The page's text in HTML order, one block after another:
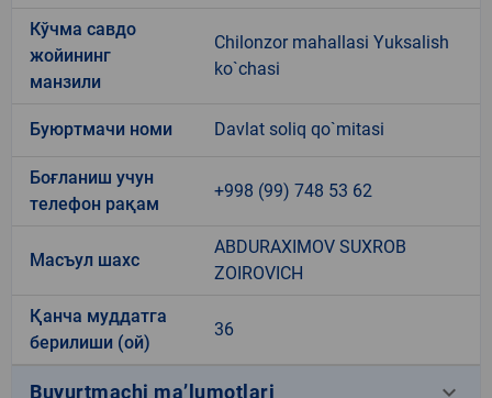
Кўчма савдо
жойининг
манзили
Chilonzor mahallasi Yuksalish
ko`chasi
Буюртмачи номи Davlat soliq qo`mitasi
Боғланиш учун
телефон рақам
+998 (99) 748 53 62
Масъул шахс
ABDURAXIMOV SUXROB
ZOIROVICH
Қанча муддатга
берилиши (ой)
36
Buyurtmachi ma’lumotlari keyboard_arrow_down